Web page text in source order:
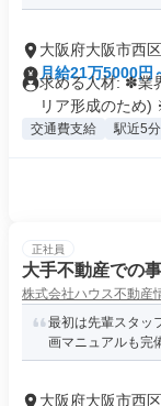
大阪府大阪市西
月給21万5000円
求める人材: ✽業
リア形成のため)
交通費支給 駅近5
正社員
大手不動産での
株式会社ハウス不動産
最初は先輩スタッ
画マニュアルも完
大阪府大阪市西